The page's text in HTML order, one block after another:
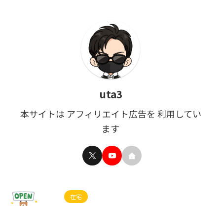
uta3
本サイトは アフィリエイト広告を 利用してい
ます
在宅